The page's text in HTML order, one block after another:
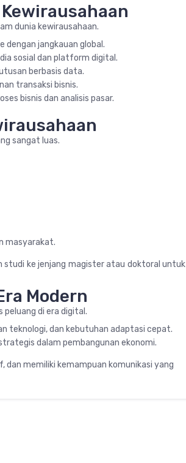
dunia kewirausahaan.
dengan jangkauan global.
sosial dan platform digital.
berbasis data.
transaksi bisnis.
bisnis dan analisis pasar.
sangat luas.
masyarakat.
studi ke jenjang magister atau doktoral untuk
Modern
di era digital.
teknologi, dan kebutuhan adaptasi cepat.
dalam pembangunan ekonomi.
memiliki kemampuan komunikasi yang